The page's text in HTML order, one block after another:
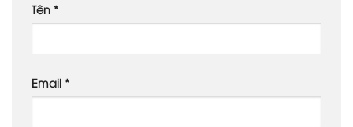
Tên *
Email *